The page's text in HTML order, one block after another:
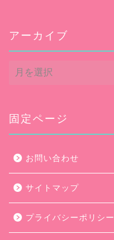
アーカイブ
ア
ー
ブ
固定ページ
お問い合わせ
サイトマップ
プライバシーポリシー